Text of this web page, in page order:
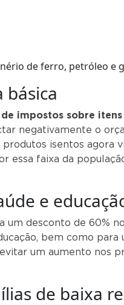
de ferro, petróleo e
básica
impostos sobre
negativamente o
isentos agora
essa faixa da
e
desconto de 60%
bem como para
um aumento nos
de baixa